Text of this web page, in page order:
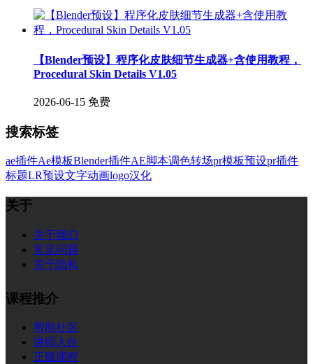
【Blender预设】程序化皮肤细节生成器+含使用教程，
Procedural Skin Details V1.05
2026-06-15 免费
搜索标签
ae插件Ae模板Blender插件AE脚本调色转场pr模板预设pr插件
标题LR预设文字动画logo汉化
关于
关于我们
常见问题
关于隐私
课程推介
帮助社区
讲师入住
正版课程